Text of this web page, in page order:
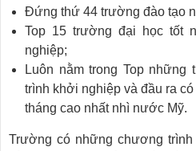
Đứng thứ 44 trường đào tạo
Top 15 trường đại học tốt
nghiệp;
Luôn nằm trong Top
trình khởi nghiệp và đầu ra
tháng cao nhất nhì nước Mỹ.
Trường có những chương